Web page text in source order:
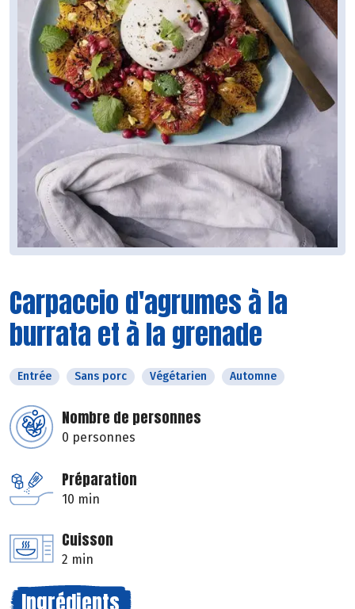
Carpaccio d'agrumes à la
burrata et à la grenade
Entrée Sans porc Végétarien Automne
Nombre de personnes
0 personnes
Préparation
10 min
Cuisson
2 min
Ingrédients